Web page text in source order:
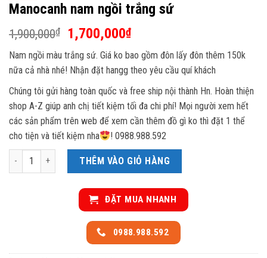
Manocanh nam ngồi trắng sứ
1,900,000₫
Giá
gốc
là:
1,900,000₫.
1,700,000₫Giá
hiện
tại
là:
1,700,000₫.
Nam ngồi màu trắng sứ. Giá ko bao gồm đôn lấy đôn thêm 150k
nữa cả nhà nhé! Nhận đặt hangg theo yêu cầu quí khách
Chúng tôi gửi hàng toàn quốc và free ship nội thành Hn. Hoàn thiện
shop A-Z giúp anh chị tiết kiệm tối đa chi phí! Mọi người xem hết
các sản phẩm trên web để xem cần thêm đồ gì ko thì đặt 1 thể
cho tiện và tiết kiệm nha
! 0988.988.592
Manocanh nam ngồi trắng sứ số lượng
THÊM VÀO GIỎ HÀNG
ĐẶT MUA NHANH
0988.988.592